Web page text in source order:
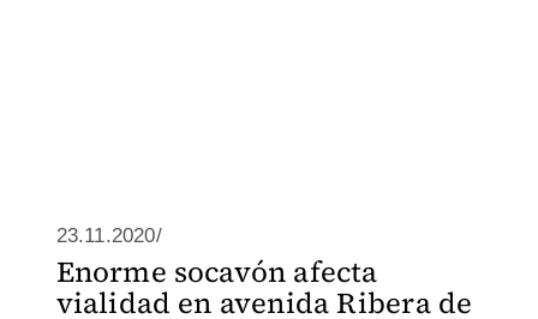
23.11.2020/
Enorme socavón afecta
vialidad en avenida Ribera de